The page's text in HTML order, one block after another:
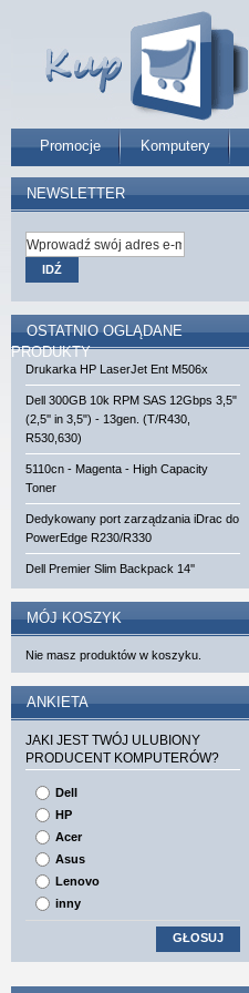
Promocje Komputery
NEWSLETTER
IDŹ
OSTATNIO OGLĄDANE
PRODUKTY
Drukarka HP LaserJet Ent M506x
Dell 300GB 10k RPM SAS 12Gbps 3,5"
(2,5'' in 3,5") - 13gen. (T/R430,
R530,630)
5110cn - Magenta - High Capacity
Toner
Dedykowany port zarządzania iDrac do
PowerEdge R230/R330
Dell Premier Slim Backpack 14''
MÓJ KOSZYK
Nie masz produktów w koszyku.
ANKIETA
JAKI JEST TWÓJ ULUBIONY
PRODUCENT KOMPUTERÓW?
Dell
HP
Acer
Asus
Lenovo
inny
GŁOSUJ